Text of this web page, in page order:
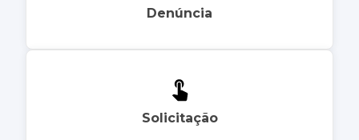
Denúncia
Solicitação